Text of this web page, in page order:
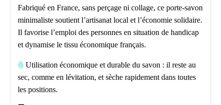
Fabriqué en France, sans perçage ni collage, ce porte-savon
minimaliste soutient l’artisanat local et l’économie solidaire.
Il favorise l’emploi des personnes en situation de handicap
et dynamise le tissu économique français.
 Utilisation économique et durable du savon : il reste au
sec, comme en lévitation, et sèche rapidement dans toutes
les positions.